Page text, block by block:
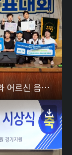
[CJ프레시웨이] 한국노인복지중앙회와 어르신 음식 레시피 대회 열어